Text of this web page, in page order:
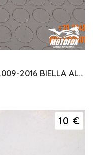
KIT MOTARD HONDA CRF 450 2009-2016 BIELLA ALLUNGATA
10 €